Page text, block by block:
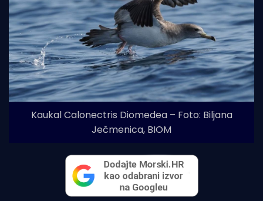
Kaukal Calonectris Diomedea – Foto: Biljana
Ječmenica, BIOM